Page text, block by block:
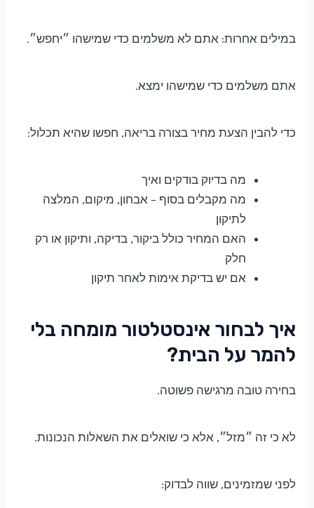
במילים אחרות: אתם לא משלמים כדי שמישהו ״יחפש״.
אתם משלמים כדי שמישהו ימצא.
כדי להבין הצעת מחיר בצורה בריאה, חפשו שהיא תכלול:
מה בדיוק בודקים ואיך
מה מקבלים בסוף – אבחון, מיקום, המלצה
לתיקון
האם המחיר כולל ביקור, בדיקה, ותיקון או רק
חלק
אם יש בדיקת אימות לאחר תיקון
איך לבחור אינסטלטור מומחה בלי
להמר על הבית?
בחירה טובה מרגישה פשוטה.
לא כי זה ״מזל״, אלא כי שואלים את השאלות הנכונות.
לפני שמזמינים, שווה לבדוק: